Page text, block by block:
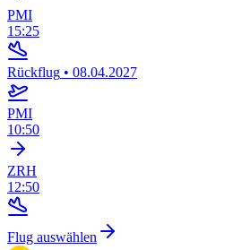
PMI
15:25
Rückflug • 08.04.2027
PMI
10:50
ZRH
12:50
Flug auswählen